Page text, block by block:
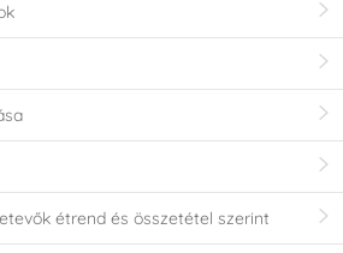
étrend és összetétel szerint